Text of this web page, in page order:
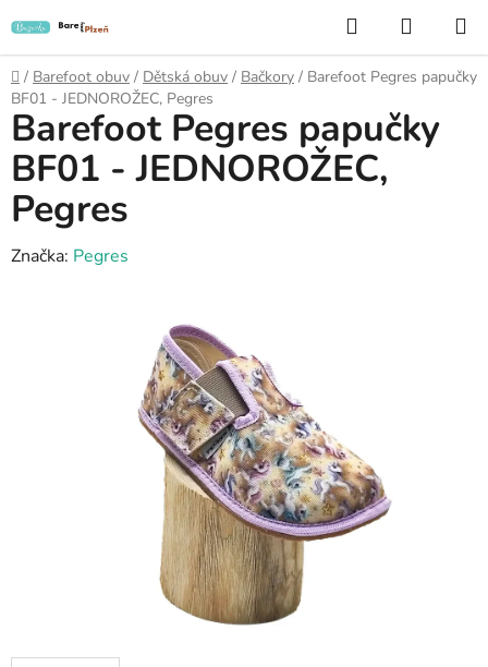
na
obsah
Hledat
KOŠÍK
Domů
/ Barefoot obuv / Dětská obuv / Bačkory / Barefoot Pegres papučky
BF01 - JEDNOROŽEC, Pegres
Barefoot Pegres papučky
BF01 - JEDNOROŽEC,
Pegres
Značka: Pegres